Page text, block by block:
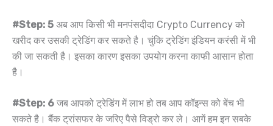
#Step: 5 अब आप किसी भी मनपंसदीदा Crypto Currency को
खरीद कर उसकी ट्रेडिंग कर सकते है। चुंकि ट्रेडिंग इंडियन करंसी में भी
की जा सकती है। इसका कारण इसका उपयोग करना काफी आसान होता
है।
#Step: 6 जब आपको ट्रेडिंग में लाभ हो तब आप कॉइन्स को बेंच भी
सकते है। बैंक ट्रांसफर के जरिए पैसे विड्रो कर ले। आगें हम इन सबके